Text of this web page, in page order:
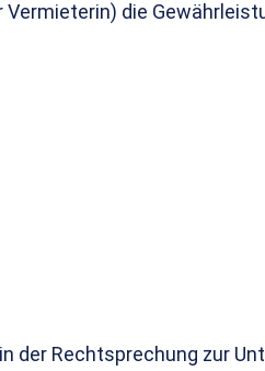
die
der Rechtsprechung zur